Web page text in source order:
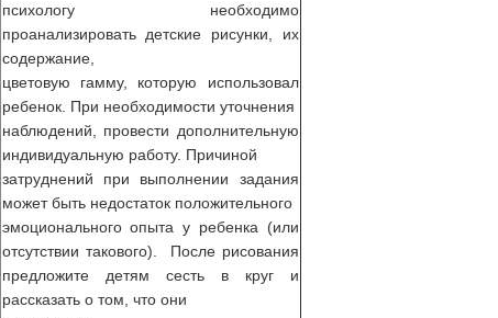
психологу необходимо
проанализировать детские рисунки, их
содержание,
цветовую гамму, которую использовал
ребенок. При необходимости уточнения
наблюдений, провести дополнительную
индивидуальную работу. Причиной
затруднений при выполнении задания
может быть недостаток положительного
эмоционального опыта у ребенка (или
отсутствии такового). После рисования
предложите детям сесть в круг и
рассказать о том, что они